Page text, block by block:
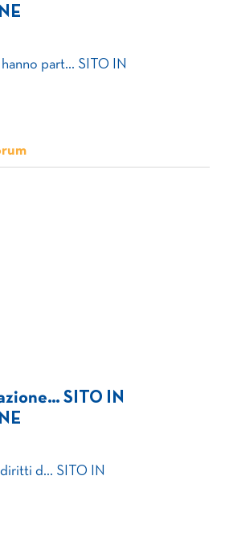
part… SITO IN
SITO IN
diritti d… SITO IN